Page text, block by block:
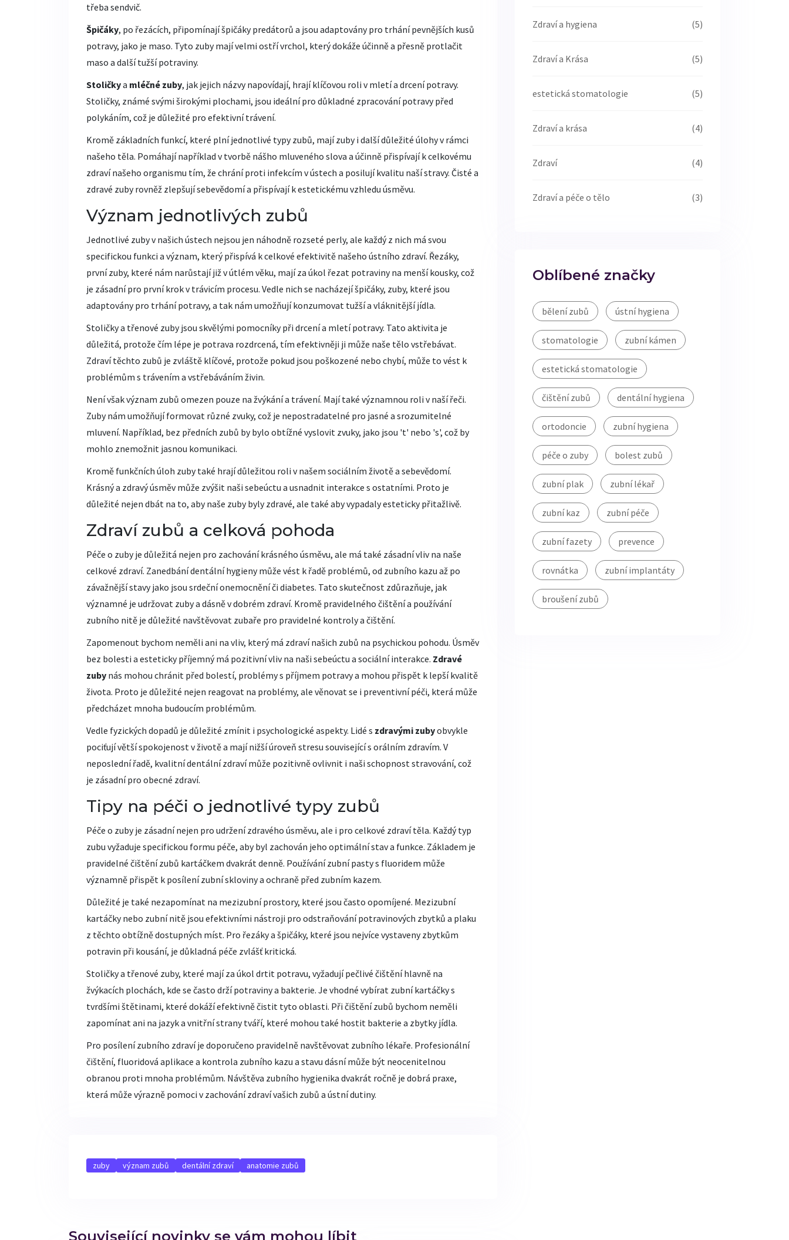
třeba sendvič.
Špičáky, po řezácích, připomínají špičáky predátorů a jsou adaptovány pro trhání pevnějších kusů
potravy, jako je maso. Tyto zuby mají velmi ostří vrchol, který dokáže účinně a přesně protlačit
maso a další tužší potraviny.
Stoličkya mléčné zuby, jak jejich názvy napovídají, hrají klíčovou roli v mletí a drcení potravy.
Stoličky, známé svými širokými plochami, jsou ideální pro důkladné zpracování potravy před
polykáním, což je důležité pro efektivní trávení.
Kromě základních funkcí, které plní jednotlivé typy zubů, mají zuby i další důležité úlohy v rámci
našeho těla. Pomáhají například v tvorbě nášho mluveného slova a účinně přispívají k celkovému
zdraví našeho organismu tím, že chrání proti infekcím v ústech a posilují kvalitu naší stravy. Čisté a
zdravé zuby rovněž zlepšují sebevědomí a přispívají k estetickému vzhledu úsměvu.
Význam jednotlivých zubů
Jednotlivé zuby v našich ústech nejsou jen náhodně rozseté perly, ale každý z nich má svou
specifickou funkci a význam, který přispívá k celkové efektivitě našeho ústního zdraví. Řezáky,
první zuby, které nám narůstají již v útlém věku, mají za úkol řezat potraviny na menší kousky, což
je zásadní pro první krok v trávicím procesu. Vedle nich se nacházejí špičáky, zuby, které jsou
adaptovány pro trhání potravy, a tak nám umožňují konzumovat tužší a vláknitější jídla.
Stoličky a třenové zuby jsou skvělými pomocníky při drcení a mletí potravy. Tato aktivita je
důležitá, protože čím lépe je potrava rozdrcená, tím efektivněji ji může naše tělo vstřebávat.
Zdraví těchto zubů je zvláště klíčové, protože pokud jsou poškozené nebo chybí, může to vést k
problémům s trávením a vstřebáváním živin.
Není však význam zubů omezen pouze na žvýkání a trávení. Mají také významnou roli v naší řeči.
Zuby nám umožňují formovat různé zvuky, což je nepostradatelné pro jasné a srozumitelné
mluvení. Například, bez předních zubů by bylo obtížné vyslovit zvuky, jako jsou 't' nebo 's', což by
mohlo znemožnit jasnou komunikaci.
Kromě funkčních úloh zuby také hrají důležitou roli v našem sociálním životě a sebevědomí.
Krásný a zdravý úsměv může zvýšit naši sebeúctu a usnadnit interakce s ostatními. Proto je
důležité nejen dbát na to, aby naše zuby byly zdravé, ale také aby vypadaly esteticky přitažlivě.
Zdraví zubů a celková pohoda
Péče o zuby je důležitá nejen pro zachování krásného úsměvu, ale má také zásadní vliv na naše
celkové zdraví. Zanedbání dentální hygieny může vést k řadě problémů, od zubního kazu až po
závažnější stavy jako jsou srdeční onemocnění či diabetes. Tato skutečnost zdůrazňuje, jak
významné je udržovat zuby a dásně v dobrém zdraví. Kromě pravidelného čištění a používání
zubního nitě je důležité navštěvovat zubaře pro pravidelné kontroly a čištění.
Zapomenout bychom neměli ani na vliv, který má zdraví našich zubů na psychickou pohodu. Úsměv
bez bolesti a esteticky příjemný má pozitivní vliv na naši sebeúctu a sociální interakce. Zdravé
zuby nás mohou chránit před bolestí, problémy s příjmem potravy a mohou přispět k lepší kvalitě
života. Proto je důležité nejen reagovat na problémy, ale věnovat se i preventivní péči, která může
předcházet mnoha budoucím problémům.
Vedle fyzických dopadů je důležité zmínit i psychologické aspekty. Lidé s zdravými zubyobvykle
pociťují větší spokojenost v životě a mají nižší úroveň stresu související s orálním zdravím. V
neposlední řadě, kvalitní dentální zdraví může pozitivně ovlivnit i naši schopnost stravování, což
je zásadní pro obecné zdraví.
Tipy na péči o jednotlivé typy zubů
Péče o zuby je zásadní nejen pro udržení zdravého úsměvu, ale i pro celkové zdraví těla. Každý typ
zubu vyžaduje specifickou formu péče, aby byl zachován jeho optimální stav a funkce. Základem je
pravidelné čištění zubů kartáčkem dvakrát denně. Používání zubní pasty s fluoridem může
významně přispět k posílení zubní skloviny a ochraně před zubním kazem.
Důležité je také nezapomínat na mezizubní prostory, které jsou často opomíjené. Mezizubní
kartáčky nebo zubní nitě jsou efektivními nástroji pro odstraňování potravinových zbytků a plaku
z těchto obtížně dostupných míst. Pro řezáky a špičáky, které jsou nejvíce vystaveny zbytkům
potravin při kousání, je důkladná péče zvlášť kritická.
Stoličky a třenové zuby, které mají za úkol drtit potravu, vyžadují pečlivé čištění hlavně na
žvýkacích plochách, kde se často drží potraviny a bakterie. Je vhodné vybírat zubní kartáčky s
tvrdšími štětinami, které dokáží efektivně čistit tyto oblasti. Při čištění zubů bychom neměli
zapomínat ani na jazyk a vnitřní strany tváří, které mohou také hostit bakterie a zbytky jídla.
Pro posílení zubního zdraví je doporučeno pravidelně navštěvovat zubního lékaře. Profesionální
čištění, fluoridová aplikace a kontrola zubního kazu a stavu dásní může být neocenitelnou
obranou proti mnoha problémům. Návštěva zubního hygienika dvakrát ročně je dobrá praxe,
která může výrazně pomoci v zachování zdraví vašich zubů a ústní dutiny.
zuby význam zubů dentální zdraví anatomie zubů
Související novinky se vám mohou líbit
Zdraví a hygiena (5)
Zdraví a Krása (5)
estetická stomatologie (5)
Zdraví a krása (4)
Zdraví (4)
Zdraví a péče o tělo (3)
Oblíbené značky
bělení zubů ústní hygiena
stomatologie zubní kámen
estetická stomatologie
čištění zubů dentální hygiena
ortodoncie zubní hygiena
péče o zuby bolest zubů
zubní plak zubní lékař
zubní kaz zubní péče
zubní fazety prevence
rovnátka zubní implantáty
broušení zubů